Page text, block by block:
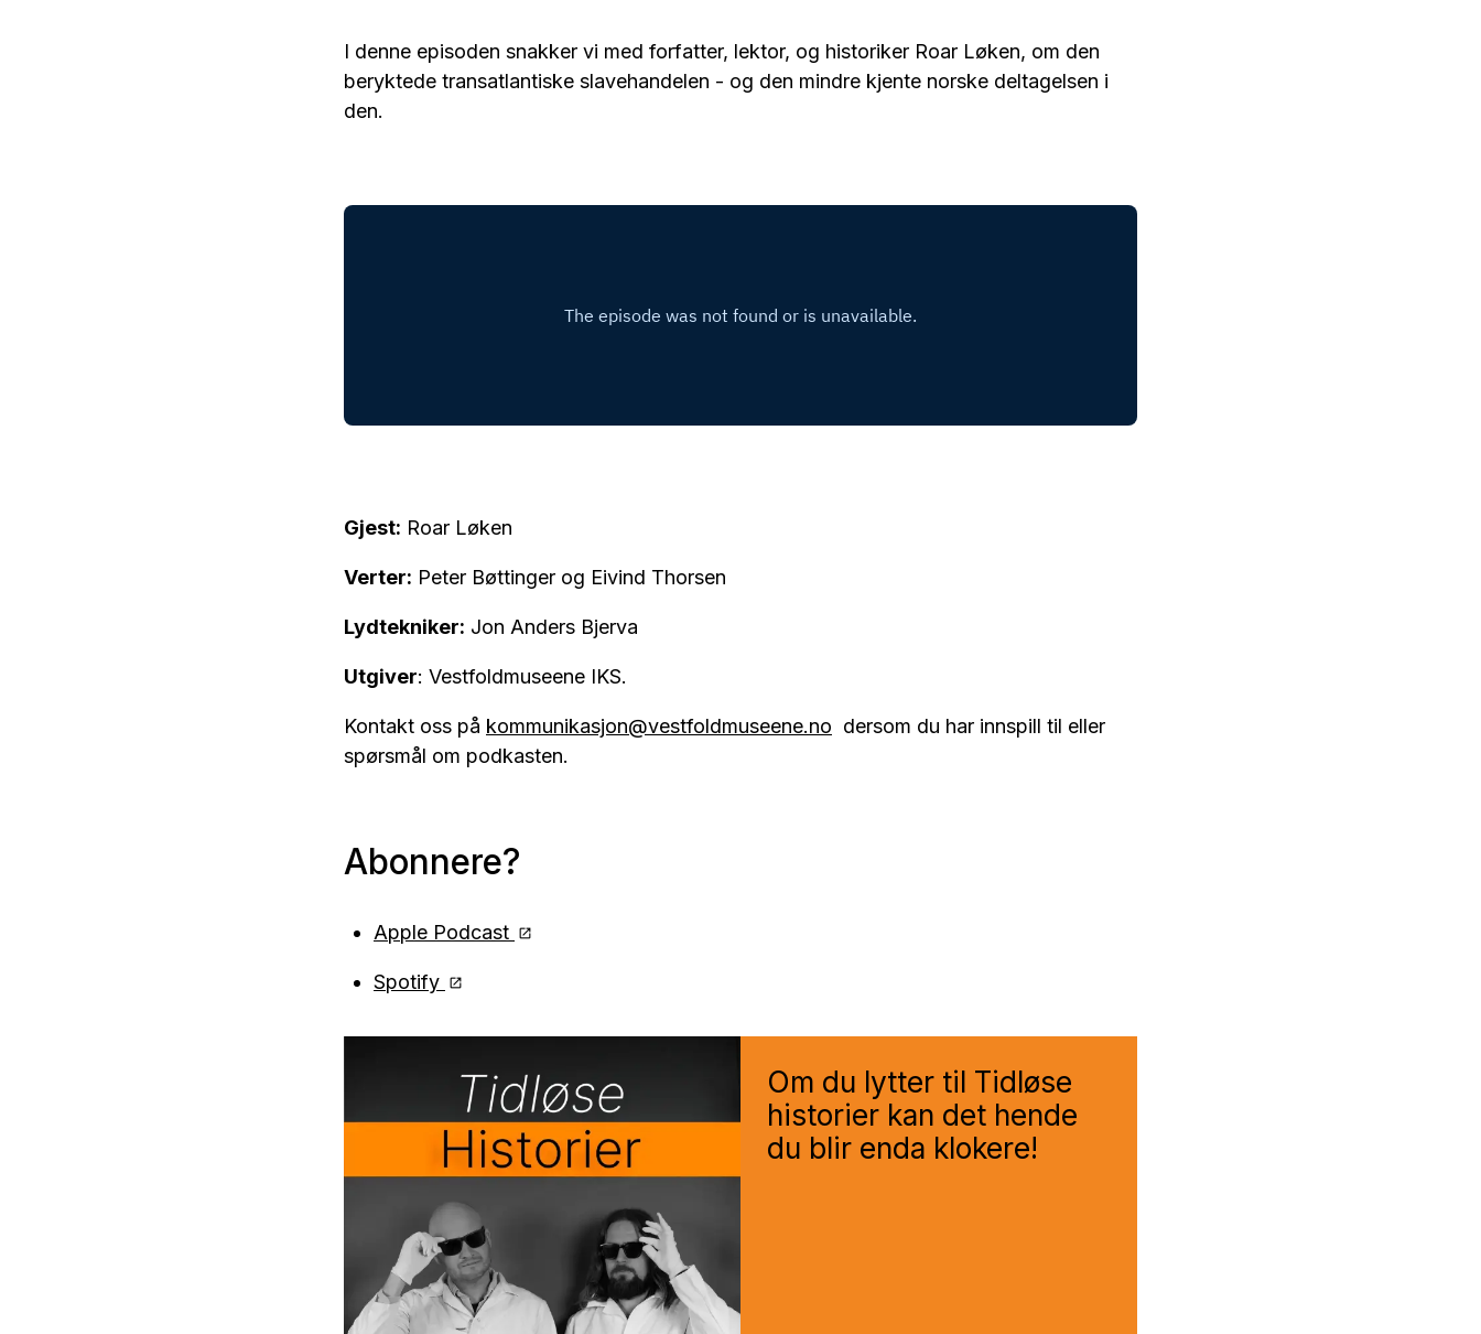
I denne episoden snakker vi med forfatter, lektor, og historiker Roar Løken, om den
beryktede transatlantiske slavehandelen - og den mindre kjente norske deltagelsen i
den.
Gjest: Roar Løken
Verter: Peter Bøttinger og Eivind Thorsen
Lydtekniker: Jon Anders Bjerva
Utgiver: Vestfoldmuseene IKS.
Kontakt oss på kommunikasjon@vestfoldmuseene.no dersom du har innspill til eller
spørsmål om podkasten.
Abonnere?
Apple Podcast
Spotify
Om du lytter til Tidløse
historier kan det hende
du blir enda klokere!